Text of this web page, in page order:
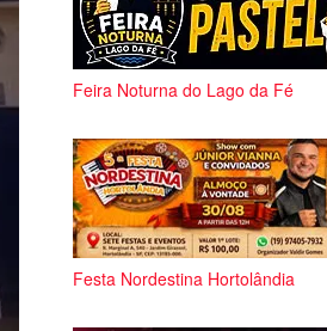
Feira Noturna do Lago da Fé
Festa Nordestina Hortolândia